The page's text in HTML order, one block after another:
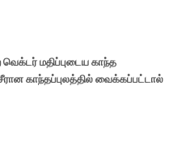
வெக்டர்மதிப்புடைய காந்த
காந்தப்புலத்தில் வைக்கப்பட்டால்